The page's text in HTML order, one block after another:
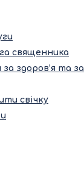
священника
за здоров’я та за
свічку